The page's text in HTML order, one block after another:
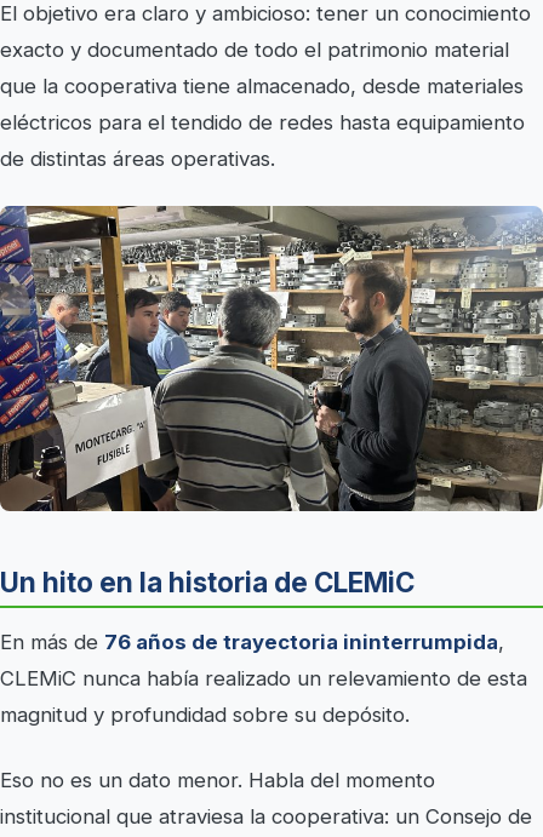
El objetivo era claro y ambicioso: tener un conocimiento
exacto y documentado de todo el patrimonio material
que la cooperativa tiene almacenado, desde materiales
eléctricos para el tendido de redes hasta equipamiento
de distintas áreas operativas.
Un hito en la historia de CLEMiC
En más de 76 años de trayectoria ininterrumpida,
CLEMiC nunca había realizado un relevamiento de esta
magnitud y profundidad sobre su depósito.
Eso no es un dato menor. Habla del momento
institucional que atraviesa la cooperativa: un Consejo de